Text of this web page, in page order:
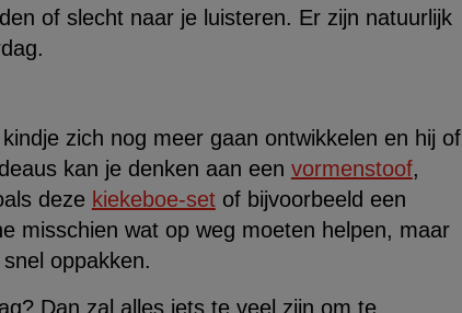
of slecht naar je luisteren. Er zijn natuurlijk
zich nog meer gaan ontwikkelen en hij of
kan je denken aan een vormenstoof,
deze kiekeboe-setof bijvoorbeeld een
misschien wat op weg moeten helpen, maar
oppakken.
Dan zal alles iets te veel zijn om te